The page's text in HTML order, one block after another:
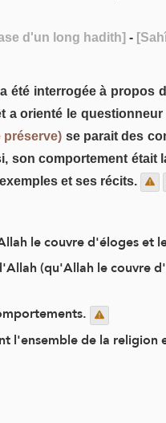
d'un long hadith] -
a été interrogée à propos
a orienté le
préserve) se parait des
son comportement
et ses récits.
le couvre d'éloges et
(qu'Allah le couvre
l'ensemble de la